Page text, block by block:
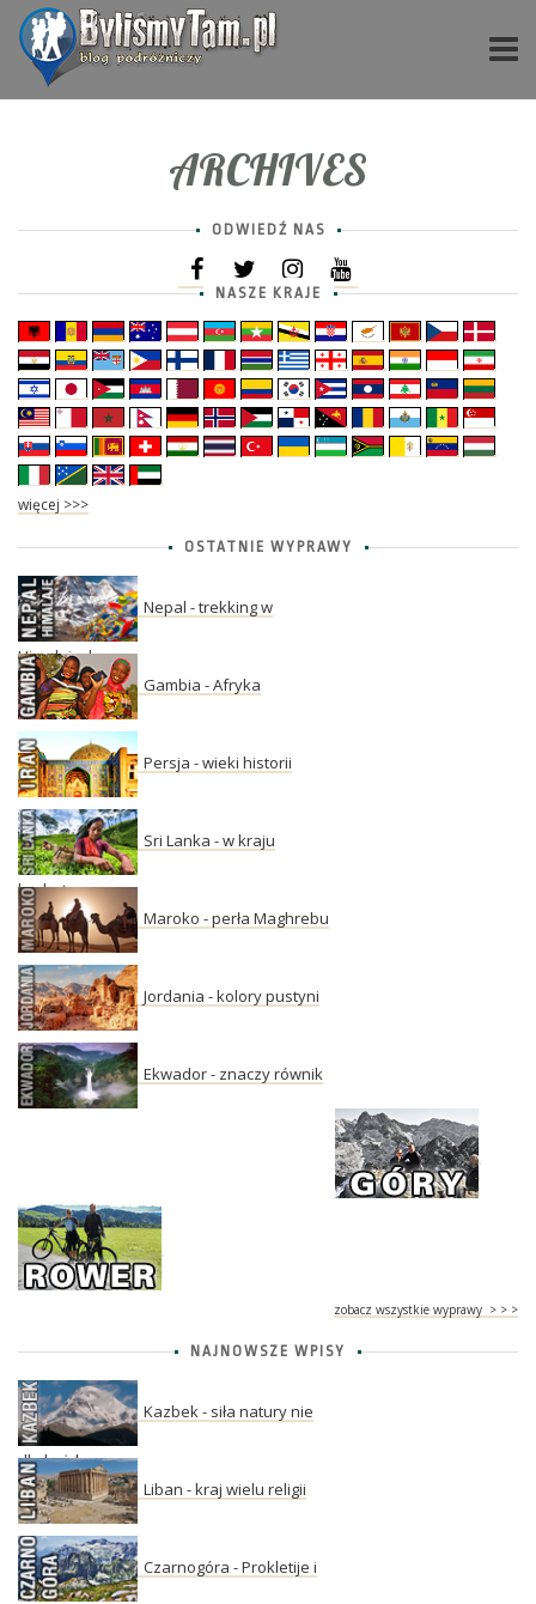
ARCHIVES
ODWIEDŹ NAS
NASZE KRAJE
więcej >>>
OSTATNIE WYPRAWY
Nepal - trekking w
Himalajach
Gambia - Afryka
Persja - wieki historii
Sri Lanka - w kraju
herbaty
Maroko - perła Maghrebu
Jordania - kolory pustyni
Ekwador - znaczy równik
zobacz wszystkie wyprawy > > >
NAJNOWSZE WPISY
Kazbek - siła natury nie
dla każdego
Liban - kraj wielu religii
Czarnogóra - Prokletije i